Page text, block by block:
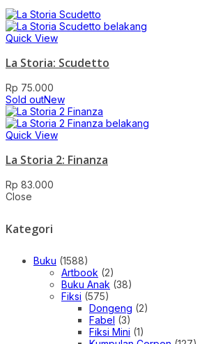
Quick View
La Storia: Scudetto
Rp 75.000
Sold outNew
Quick View
La Storia 2: Finanza
Rp 83.000
Close
Kategori
Buku (1588)
Artbook (2)
Buku Anak (38)
Fiksi (575)
Dongeng (2)
Fabel (3)
Fiksi Mini (1)